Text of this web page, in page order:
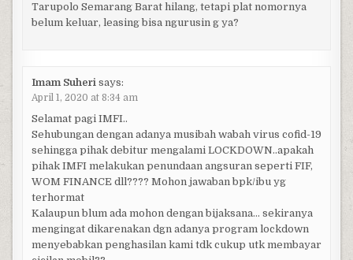
Tarupolo Semarang Barat hilang, tetapi plat nomornya
belum keluar, leasing bisa ngurusin g ya?
Imam Suheri says:
April 1, 2020 at 8:34 am
Selamat pagi IMFI..
Sehubungan dengan adanya musibah wabah virus cofid-19
sehingga pihak debitur mengalami LOCKDOWN..apakah
pihak IMFI melakukan penundaan angsuran seperti FIF,
WOM FINANCE dll???? Mohon jawaban bpk/ibu yg
terhormat
Kalaupun blum ada mohon dengan bijaksana… sekiranya
mengingat dikarenakan dgn adanya program lockdown
menyebabkan penghasilan kami tdk cukup utk membayar